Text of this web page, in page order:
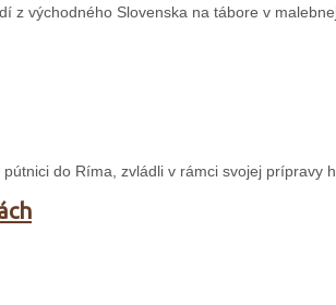
z východného Slovenska na tábore v
do Ríma, zvládli v rámci svojej prípravy